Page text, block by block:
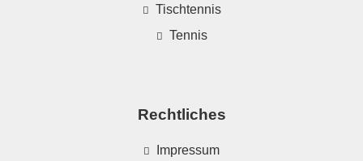
Tischtennis
Tennis
Rechtliches
Impressum